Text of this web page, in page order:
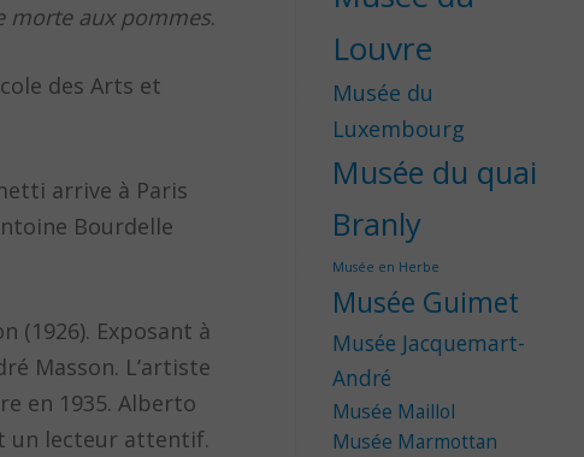
morte aux pommes.
des Arts et
arrive à Paris
Bourdelle
(1926). Exposant à
Masson. L’artiste
en 1935. Alberto
un lecteur attentif.
Louvre
Musée du
Luxembourg
Musée du quai
Branly
Musée en Herbe
Musée Guimet
Musée Jacquemart-
André
Musée Maillol
Musée Marmottan